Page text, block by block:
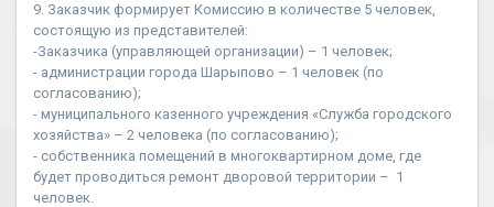
9. Заказчик формирует Комиссию в количестве 5 человек,
состоящую из представителей:
-Заказчика (управляющей организации) – 1 человек;
- администрации города Шарыпово – 1 человек (по
согласованию);
- муниципального казенного учреждения «Служба городского
хозяйства» – 2 человека (по согласованию);
- собственника помещений в многоквартирном доме, где
будет проводиться ремонт дворовой территории – 1
человек.